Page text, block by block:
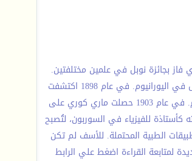
وهي الشخص الوحيد الذي فاز بجائزة نوبل في علمين مختلفتين.
درست الفيزياء في السوربون في باريس وعملت في مختبر جبرائيل ليبمان. وفي أطروحتها قررت دراسة ظاهرة غريبة اكتشفت في عام 1896 من قبل هنري بيكريل في اليورانيوم. في عام 1898 اكتشفت
أن الثوريوم له أيضا هذه الخاصية، التي تدعي بالنشاط الإشعاعي. في العام نفسه، عملت مع زوجها بيير كوري،علي اكتشاف العناصر المشعة البولونيوم والراديوم. في عام 1903 حصلت ماري كوري على
للفيزياء في السوربون، لتُصبح
والتطبيقات الطبية المحتملة. للأسف لم تكن
النظائر المشعة الجديدة لمتابعة القراءة اضغط علي الرابط